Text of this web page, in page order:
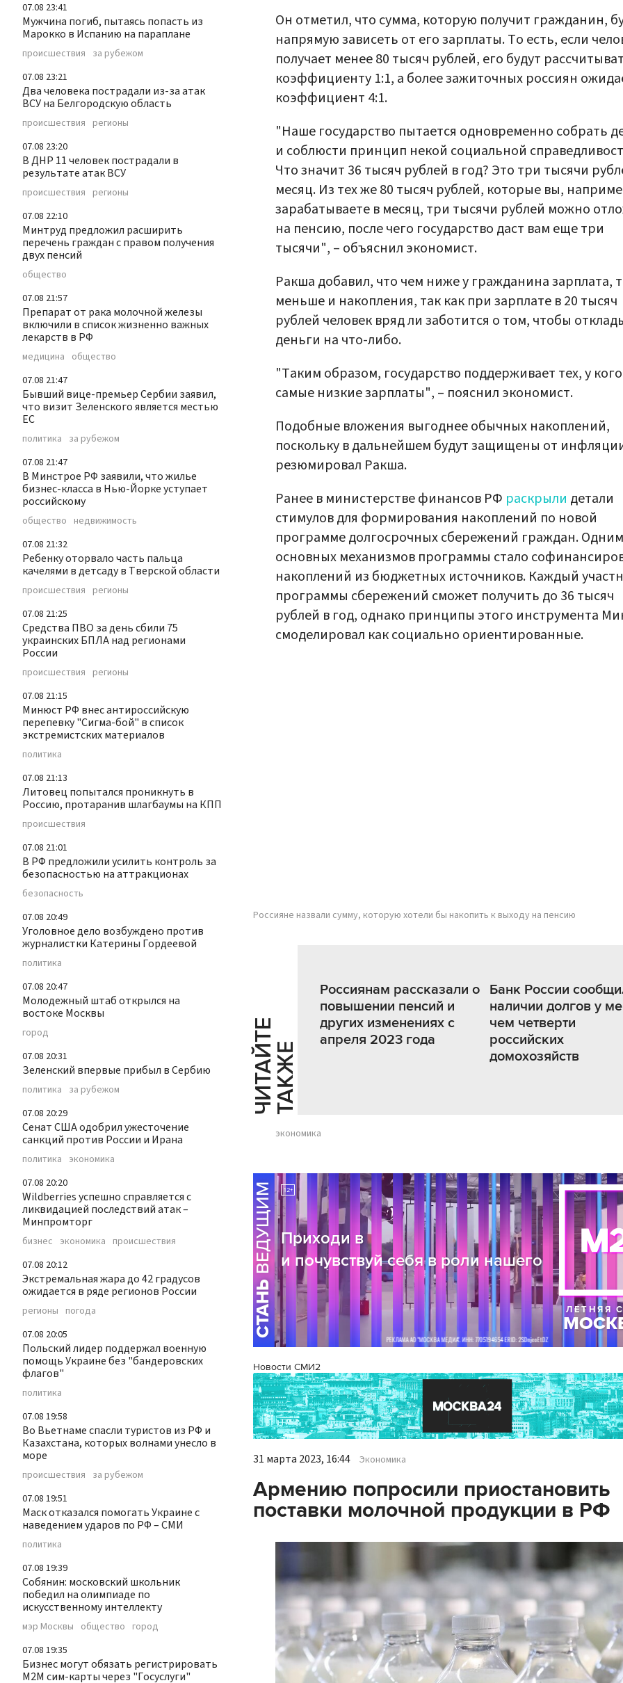
07.08 23:41
Мужчина погиб, пытаясь попасть из
Марокко в Испанию на параплане
происшествия за рубежом
07.08 23:21
Два человека пострадали из-за атак
ВСУ на Белгородскую область
происшествия регионы
07.08 23:20
В ДНР 11 человек пострадали в
результате атак ВСУ
происшествия регионы
07.08 22:10
Минтруд предложил расширить
перечень граждан с правом получения
двух пенсий
общество
07.08 21:57
Препарат от рака молочной железы
включили в список жизненно важных
лекарств в РФ
медицина общество
07.08 21:47
Бывший вице-премьер Сербии заявил,
что визит Зеленского является местью
ЕС
политика за рубежом
07.08 21:47
В Минстрое РФ заявили, что жилье
бизнес-класса в Нью-Йорке уступает
российскому
общество недвижимость
07.08 21:32
Ребенку оторвало часть пальца
качелями в детсаду в Тверской области
происшествия регионы
07.08 21:25
Средства ПВО за день сбили 75
украинских БПЛА над регионами
России
происшествия регионы
07.08 21:15
Минюст РФ внес антироссийскую
перепевку "Сигма-бой" в список
экстремистских материалов
политика
07.08 21:13
Литовец попытался проникнуть в
Россию, протаранив шлагбаумы на КПП
происшествия
07.08 21:01
В РФ предложили усилить контроль за
безопасностью на аттракционах
безопасность
07.08 20:49
Уголовное дело возбуждено против
журналистки Катерины Гордеевой
политика
07.08 20:47
Молодежный штаб открылся на
востоке Москвы
город
07.08 20:31
Зеленский впервые прибыл в Сербию
политика за рубежом
07.08 20:29
Сенат США одобрил ужесточение
санкций против России и Ирана
политика экономика
07.08 20:20
Wildberries успешно справляется с
ликвидацией последствий атак –
Минпромторг
бизнес экономика происшествия
07.08 20:12
Экстремальная жара до 42 градусов
ожидается в ряде регионов России
регионы погода
07.08 20:05
Польский лидер поддержал военную
помощь Украине без "бандеровских
флагов"
политика
07.08 19:58
Во Вьетнаме спасли туристов из РФ и
Казахстана, которых волнами унесло в
море
происшествия за рубежом
07.08 19:51
Маск отказался помогать Украине с
наведением ударов по РФ – СМИ
политика
07.08 19:39
Собянин: московский школьник
победил на олимпиаде по
искусственному интеллекту
мэр Москвы общество город
07.08 19:35
Бизнес могут обязать регистрировать
М2М сим-карты через "Госуслуги"
Он отметил, что сумма, которую получит гражданин,
напрямую зависеть от его зарплаты. То есть, если
получает менее 80 тысяч рублей, его будут
коэффициенту 1:1, а более зажиточных россиян
коэффициент 4:1.
"Наше государство пытается одновременно собрать
и соблюсти принцип некой социальной
Что значит 36 тысяч рублей в год? Это три тысячи
месяц. Из тех же 80 тысяч рублей, которые вы,
зарабатываете в месяц, три тысячи рублей можно
на пенсию, после чего государство даст вам еще три
тысячи", – объяснил экономист.
Ракша добавил, что чем ниже у гражданина зарплата,
меньше и накопления, так как при зарплате в 20 тысяч
рублей человек вряд ли заботится о том, чтобы
деньги на что-либо.
"Таким образом, государство поддерживает тех, у кого
самые низкие зарплаты", – пояснил экономист.
Подобные вложения выгоднее обычных накоплений,
поскольку в дальнейшем будут защищены от
резюмировал Ракша.
Ранее в министерстве финансов РФ раскрыли детали
стимулов для формирования накоплений по новой
программе долгосрочных сбережений граждан.
основных механизмов программы стало
накоплений из бюджетных источников. Каждый
программы сбережений сможет получить до 36 тысяч
рублей в год, однако принципы этого инструмента
смоделировал как социально ориентированные.
Россияне назвали сумму, которую хотели бы накопить к выходу на пенсию
Ч
И
Т
АЙ
Т
Е
Т
А
К
ЖЕ
Россиянам рассказали о
повышении пенсий и
других изменениях с
апреля 2023 года
Банк России
наличии долгов у
чем четверти
российских
домохозяйств
экономика
Новости СМИ2
31 марта 2023, 16:44 Экономика
Армению попросили приостановить
поставки молочной продукции в РФ